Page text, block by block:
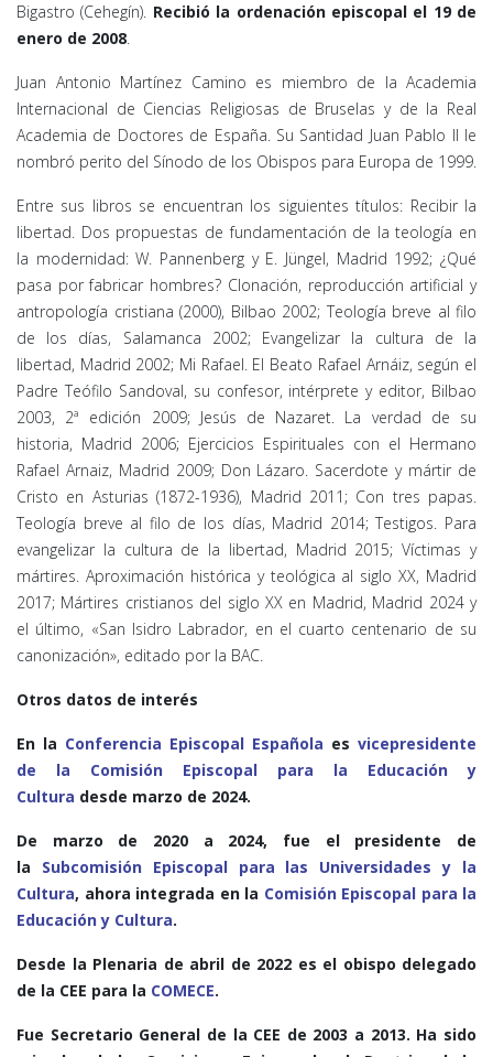
Bigastro (Cehegín). Recibió la ordenación episcopal el 19 de
enero de 2008.
Juan Antonio Martínez Camino es miembro de la Academia
Internacional de Ciencias Religiosas de Bruselas y de la Real
Academia de Doctores de España. Su Santidad Juan Pablo II le
nombró perito del Sínodo de los Obispos para Europa de 1999.
Entre sus libros se encuentran los siguientes títulos: Recibir la
libertad. Dos propuestas de fundamentación de la teología en
la modernidad: W. Pannenberg y E. Jüngel, Madrid 1992; ¿Qué
pasa por fabricar hombres? Clonación, reproducción artificial y
antropología cristiana (2000), Bilbao 2002; Teología breve al filo
de los días, Salamanca 2002; Evangelizar la cultura de la
libertad, Madrid 2002; Mi Rafael. El Beato Rafael Arnáiz, según el
Padre Teófilo Sandoval, su confesor, intérprete y editor, Bilbao
2003, 2ª edición 2009; Jesús de Nazaret. La verdad de su
historia, Madrid 2006; Ejercicios Espirituales con el Hermano
Rafael Arnaiz, Madrid 2009; Don Lázaro. Sacerdote y mártir de
Cristo en Asturias (1872-1936), Madrid 2011; Con tres papas.
Teología breve al filo de los días, Madrid 2014; Testigos. Para
evangelizar la cultura de la libertad, Madrid 2015; Víctimas y
mártires. Aproximación histórica y teológica al siglo XX, Madrid
2017; Mártires cristianos del siglo XX en Madrid, Madrid 2024 y
el último, «San Isidro Labrador, en el cuarto centenario de su
canonización», editado por la BAC.
Otros datos de interés
En la Conferencia Episcopal Española es vicepresidente
de la Comisión Episcopal para la Educación y
Cultura desde marzo de 2024.
De marzo de 2020 a 2024, fue el presidente de
la Subcomisión Episcopal para las Universidades y la
Cultura, ahora integrada en la Comisión Episcopal para la
Educación y Cultura.
Desde la Plenaria de abril de 2022 es el obispo delegado
de la CEE para la COMECE.
Fue Secretario General de la CEE de 2003 a 2013. Ha sido